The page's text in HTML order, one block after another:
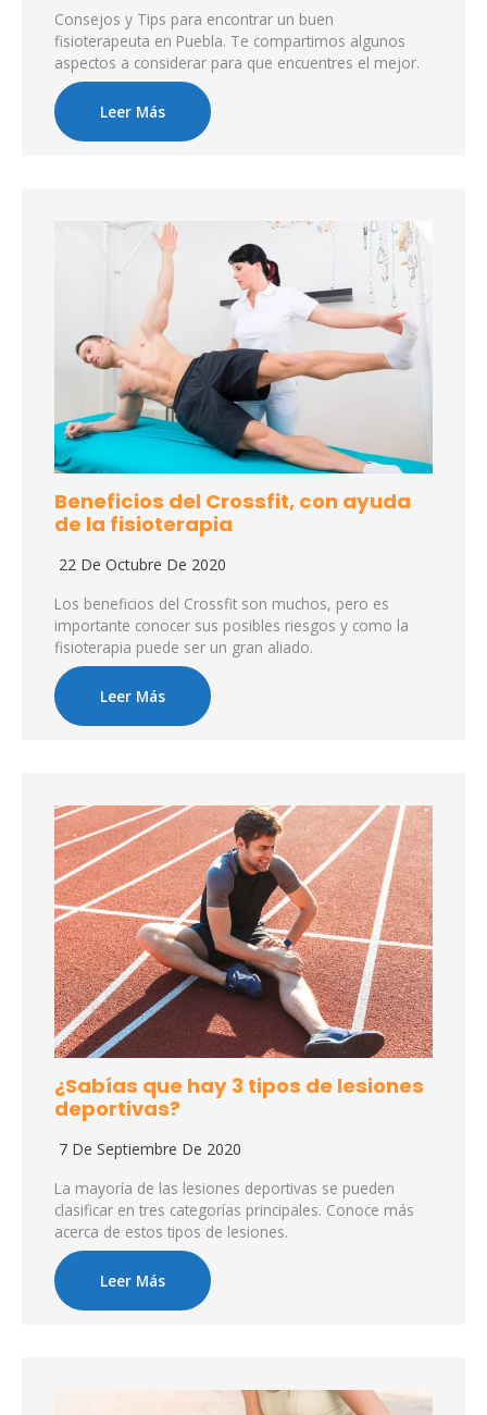
Consejos y Tips para encontrar un buen
fisioterapeuta en Puebla. Te compartimos algunos
aspectos a considerar para que encuentres el mejor.
Leer Más
Beneficios del Crossfit, con ayuda
de la fisioterapia
22 De Octubre De 2020
Los beneficios del Crossfit son muchos, pero es
importante conocer sus posibles riesgos y como la
fisioterapia puede ser un gran aliado.
Leer Más
¿Sabías que hay 3 tipos de lesiones
deportivas?
7 De Septiembre De 2020
La mayoría de las lesiones deportivas se pueden
clasificar en tres categorías principales. Conoce más
acerca de estos tipos de lesiones.
Leer Más